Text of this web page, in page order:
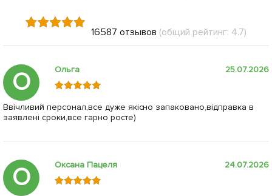
16587 отзывов (общий рейтинг: 4.7)
О Ольга 25.07.2026
Ввічливий персонал,все дуже якісно запаковано,відправка в
заявлені сроки,все гарно росте)
О Оксана Пацеля 24.07.2026